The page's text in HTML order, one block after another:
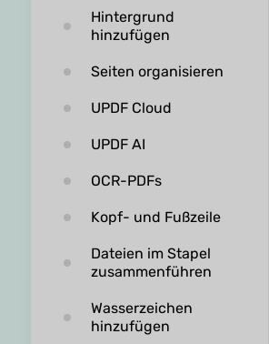
Hintergrund
hinzufügen
Seiten organisieren
UPDF Cloud
UPDF AI
OCR-PDFs
Kopf- und Fußzeile
Dateien im Stapel
zusammenführen
Wasserzeichen
hinzufügen